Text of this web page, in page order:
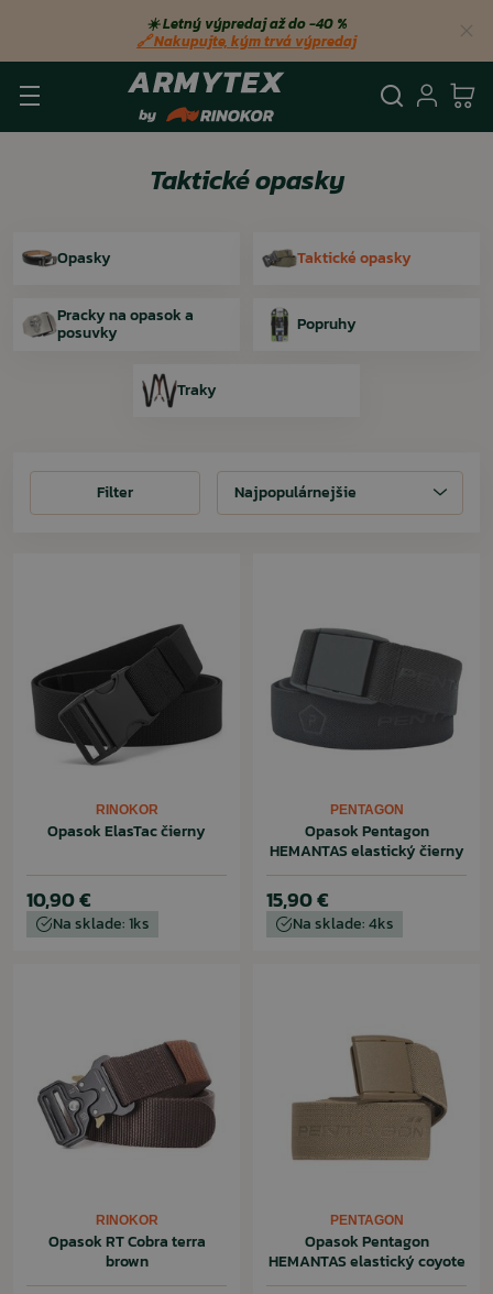
☀️ Letný výpredaj až do −40 %
🔗 Nakupujte, kým trvá výpredaj
Taktické opasky
Opasky Taktické opasky
Pracky na opasok a
posuvky Popruhy
Traky
FilterFilter Najpopulárnejšie
RINOKOR
Opasok ElasTac čierny
10,90 €
Na sklade: 1ks
PENTAGON
Opasok Pentagon
HEMANTAS elastický čierny
15,90 €
Na sklade: 4ks
RINOKOR
Opasok RT Cobra terra
brown
PENTAGON
Opasok Pentagon
HEMANTAS elastický coyote